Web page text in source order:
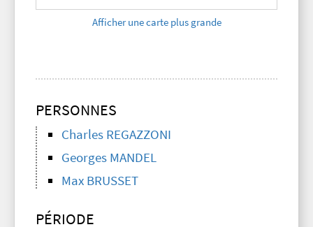
Afficher une carte plus grande
PERSONNES
Charles REGAZZONI
Georges MANDEL
Max BRUSSET
PÉRIODE